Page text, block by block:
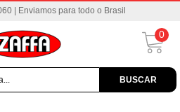
| Enviamos para todo o Brasil
BUSCAR
0